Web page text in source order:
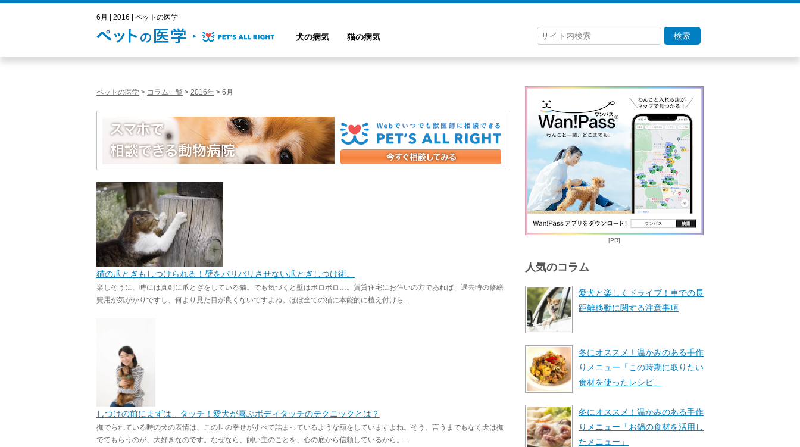
6月 | 2016 | ペットの医学
犬の病気 猫の病気 検索
ペットの医学 > コラム一覧 > 2016年 > 6月
猫の爪とぎもしつけられる！壁をバリバリさせない爪とぎしつけ術。
楽しそうに、時には真剣に爪とぎをしている猫。でも気づくと壁はボロボロ…。賃貸住宅にお住いの方であれば、退去時の修繕
費用が気がかりですし、何より見た目が良くないですよね。ほぼ全ての猫に本能的に植え付けら...
しつけの前にまずは、タッチ！愛犬が喜ぶボディタッチのテクニックとは？
撫でられている時の犬の表情は、この世の幸せがすべて詰まっているような顔をしていますよね。そう、言うまでもなく犬は撫
でてもらうのが、大好きなのです。なぜなら、飼い主のことを、心の底から信頼しているから。...
[PR]
人気のコラム
愛犬と楽しくドライブ！車での長
距離移動に関する注意事項
冬にオススメ！温かみのある手作
りメニュー「この時期に取りたい
食材を使ったレシピ」
冬にオススメ！温かみのある手作
りメニュー「お鍋の食材を活用し
たメニュー」